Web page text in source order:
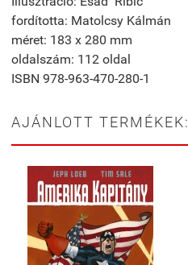
fordította: Matolcsy Kálmán
méret: 183 x 280 mm
oldalszám: 112 oldal
ISBN 978-963-470-280-1
AJÁNLOTT TERMÉKEK: